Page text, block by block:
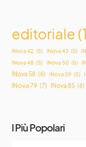
editoriale
INova 42 (5) INova 43 (5)
INova 48 (5) INova 50 (5)
INova 58 (6) INova 59 (5)
INova 79 (7) INova 85 (6)
I Più Popolari